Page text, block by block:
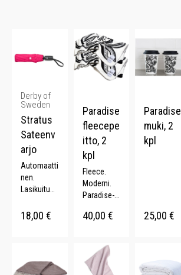
Derby of
Sweden
Stratus
Sateenv
arjo
Automaatti
nen.
Lasikuitua.
muovikahv
a. Pituus
95 cm.
18,00 €
Paradise
fleecepe
itto, 2
kpl
Fleece.
Moderni.
Paradise-
kpl. 100%
40,00 €
Paradise
muki, 2
kpl
25,00 €